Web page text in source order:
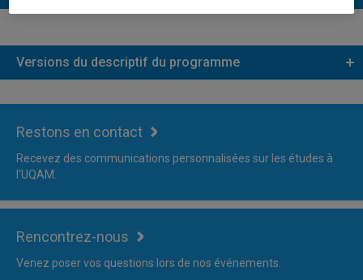
Versions du descriptif du programme
Restons en contact
Recevez des communications personnalisées sur les études à
l'UQAM.
Rencontrez-nous
Venez poser vos questions lors de nos événements.